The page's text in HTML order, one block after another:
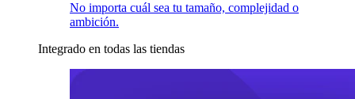
No importa cuál sea tu tamaño, complejidad o
ambición.
Integrado en todas las tiendas